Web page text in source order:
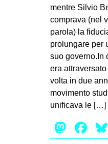
mentre Silvio
comprava (nel
parola) la
prolungare per
suo governo.In
era
volta in due
movimento
unificava le […]